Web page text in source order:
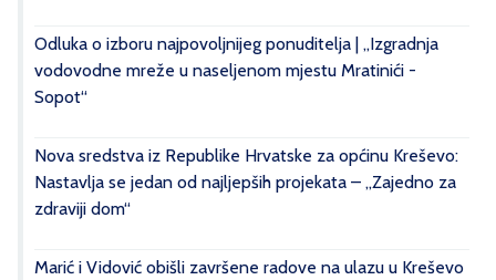
Odluka o izboru najpovoljnijeg ponuditelja | „Izgradnja
vodovodne mreže u naseljenom mjestu Mratinići -
Sopot“
Nova sredstva iz Republike Hrvatske za općinu Kreševo:
Nastavlja se jedan od najljepših projekata – „Zajedno za
zdraviji dom“
Marić i Vidović obišli završene radove na ulazu u Kreševo